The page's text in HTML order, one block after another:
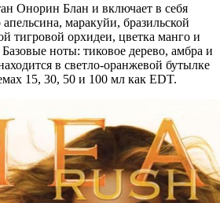
Онорин Блан и включает в себя
маракуйи, бразильской
тигровой орхидеи, цветка манго и
ноты: тиковое дерево, амбра и
в светло-оранжевой бутылке
15, 30, 50 и 100 мл как EDT.